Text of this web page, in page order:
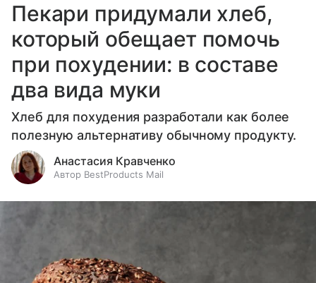
Пекари придумали хлеб,
который обещает помочь
при похудении: в составе
два вида муки
Хлеб для похудения разработали как более
полезную альтернативу обычному продукту.
Анастасия Кравченко
Автор BestProducts Mail